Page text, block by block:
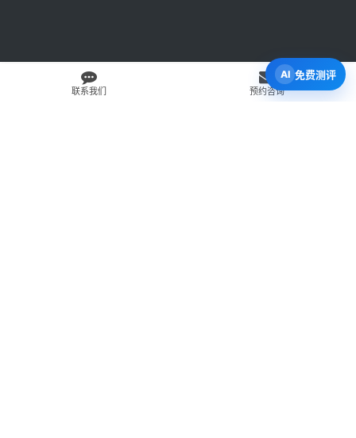
联系我们 预约咨询
免费测评